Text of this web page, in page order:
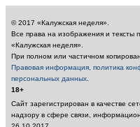
© 2017 «Калужская неделя».
Все права на изображения и тексты
«Калужская неделя».
При полном или частичном
Правовая информация, политика
персональных данных
18+
Сайт зарегистрирован в качестве
надзору в сфере связи,